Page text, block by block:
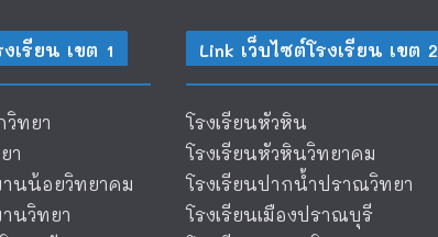
เรียน เขต 1
วิทยา
า
านน้อยวิทยาคม
นวิทยา
Link เว็บไซต์โรงเรียน เขต 2
โรงเรียนหัวหิน
โรงเรียนหัวหินวิทยาคม
โรงเรียนปากน้ำปราณวิทยา
โรงเรียนเมืองปราณบุรี